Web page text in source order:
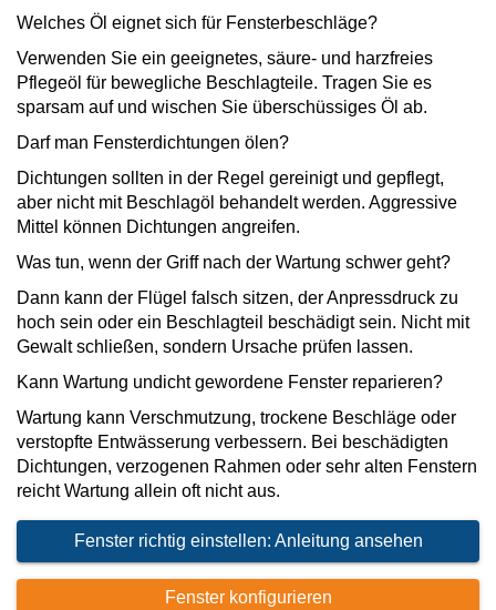
Welches Öl eignet sich für Fensterbeschläge?
Verwenden Sie ein geeignetes, säure- und harzfreies
Pflegeöl für bewegliche Beschlagteile. Tragen Sie es
sparsam auf und wischen Sie überschüssiges Öl ab.
Darf man Fensterdichtungen ölen?
Dichtungen sollten in der Regel gereinigt und gepflegt,
aber nicht mit Beschlagöl behandelt werden. Aggressive
Mittel können Dichtungen angreifen.
Was tun, wenn der Griff nach der Wartung schwer geht?
Dann kann der Flügel falsch sitzen, der Anpressdruck zu
hoch sein oder ein Beschlagteil beschädigt sein. Nicht mit
Gewalt schließen, sondern Ursache prüfen lassen.
Kann Wartung undicht gewordene Fenster reparieren?
Wartung kann Verschmutzung, trockene Beschläge oder
verstopfte Entwässerung verbessern. Bei beschädigten
Dichtungen, verzogenen Rahmen oder sehr alten Fenstern
reicht Wartung allein oft nicht aus.
Fenster richtig einstellen: Anleitung ansehen
Fenster konfigurieren